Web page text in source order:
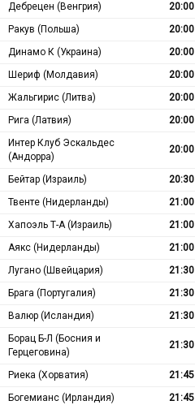
Дебрецен (Венгрия)
20:00
Ракув (Польша)
20:00
Динамо К (Украина)
20:00
Шериф (Молдавия)
20:00
Жальгирис (Литва)
20:00
Рига (Латвия)
20:00
Интер Клуб Эскальдес
(Андорра)
20:00
Бейтар (Израиль) 20:30
Твенте (Нидерланды)
21:00
Хапоэль Т-А (Израиль)
21:00
Аякс (Нидерланды)
21:00
Лугано (Швейцария)
21:30
Брага (Португалия)
21:30
Валюр (Исландия)
21:30
Борац Б-Л (Босния и
Герцеговина)
21:30
Риека (Хорватия) 21:45
Богемианс (Ирландия)
21:45